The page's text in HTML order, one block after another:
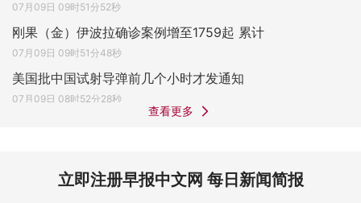
07月09日 09时51分52秒
刚果（金）伊波拉确诊案例增至1759起 累计
07月09日 09时51分48秒
美国批中国试射导弹前几个小时才发通知
07月09日 08时52分28秒
查看更多
立即注册早报中文网 每日新闻简报